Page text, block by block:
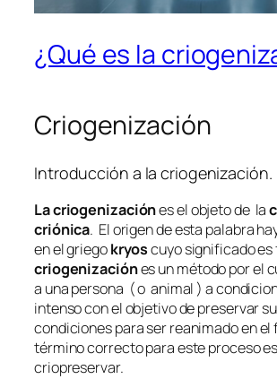
¿Qué es la
Criogenización
Introducción a la criogenización.
La criogenizaciónes el objeto de la
criónica. El origen de esta palabra
en el griegokryoscuyo significado es
criogenizaciónes un método por el
a una persona ( o animal ) a
intenso con el objetivo de preservar
condiciones para ser reanimado en el
término correcto para este proceso es
criopreservar.